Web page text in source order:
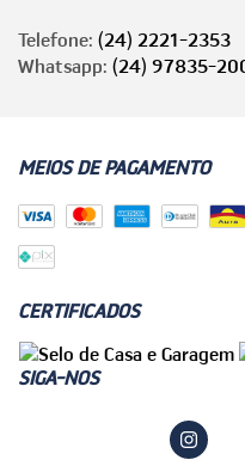
Telefone: (24) 2221-2353
Whatsapp: (24) 97835-
MEIOS DE PAGAMENTO
CERTIFICADOS
SIGA-NOS